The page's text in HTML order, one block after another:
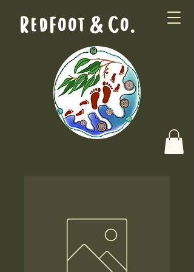
RedFoot & Co.